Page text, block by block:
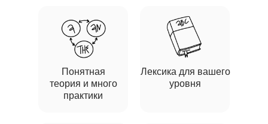
Понятная
теория и много
практики
Лексика для вашего
уровня